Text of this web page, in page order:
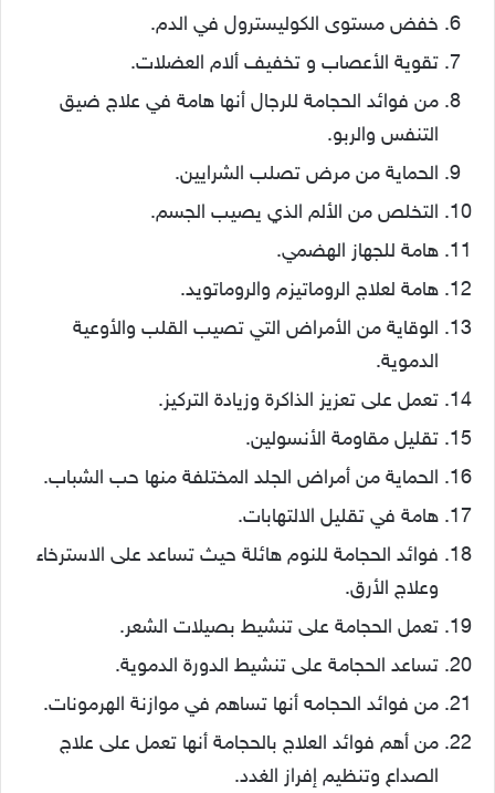
خفض مستوى الكوليسترول في الدم.
تقوية الأعصاب و تخفيف ألام العضلات.
من فوائد الحجامة للرجال أنها هامة في علاج ضيق
التنفس والربو.
الحماية من مرض تصلب الشرايين.
التخلص من الألم الذي يصيب الجسم.
هامة للجهاز الهضمي.
هامة لعلاج الروماتيزم والروماتويد.
الوقاية من الأمراض التي تصيب القلب والأوعية
الدموية.
تعمل على تعزيز الذاكرة وزيادة التركيز.
تقليل مقاومة الأنسولين.
الحماية من أمراض الجلد المختلفة منها حب الشباب.
هامة في تقليل الالتهابات.
فوائد الحجامة للنوم هائلة حيث تساعد على الاسترخاء
وعلاج الأرق.
تعمل الحجامة على تنشيط بصيلات الشعر.
تساعد الحجامة على تنشيط الدورة الدموية.
من فوائد الحجامه أنها تساهم في موازنة الهرمونات.
من أهم فوائد العلاج بالحجامة أنها تعمل على علاج
الصداع وتنظيم إفراز الغدد.